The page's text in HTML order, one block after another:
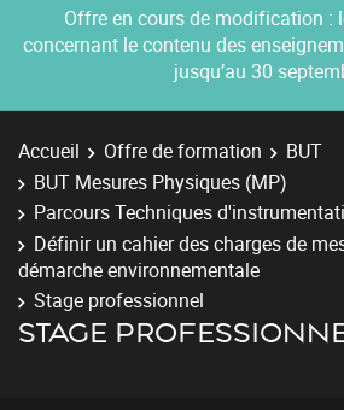
Offre en cours de modification :
concernant le contenu des
jusqu’au 30
Accueil Offre de formation
BUT
BUT Mesures Physiques (MP)
Parcours Techniques
Définir un cahier des charges de
démarche environnementale
Stage professionnel
STAGE